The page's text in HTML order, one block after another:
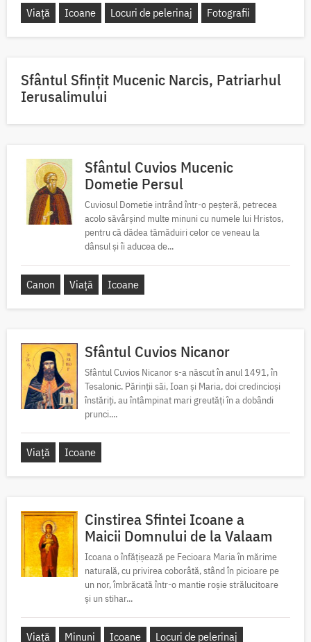
Viață Icoane Locuri de pelerinaj Fotografii
Sfântul Sfinţit Mucenic Narcis, Patriarhul
Ierusalimului
Sfântul Cuvios Mucenic
Dometie Persul
Cuviosul Dometie intrând într-o peșteră, petrecea
acolo săvârșind multe minuni cu numele lui Hristos,
pentru că dădea tămăduiri celor ce veneau la
dânsul și îi aducea de...
Canon Viață Icoane
Sfântul Cuvios Nicanor
Sfântul Cuvios Nicanor s-a născut în anul 1491, în
Tesalonic. Părinții săi, Ioan și Maria, doi credincioși
înstăriți, au întâmpinat mari greutăți în a dobândi
prunci....
Viață Icoane
Cinstirea Sfintei Icoane a
Maicii Domnului de la Valaam
Icoana o înfățișează pe Fecioara Maria în mărime
naturală, cu privirea coborâtă, stând în picioare pe
un nor, îmbrăcată într-o mantie roșie strălucitoare
și un stihar...
Viață Minuni Icoane
Locuri de pelerinaj